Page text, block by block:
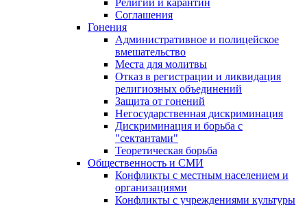
Религии и карантин
Соглашения
Гонения
Административное и полицейское
вмешательство
Места для молитвы
Отказ в регистрации и ликвидация
религиозных объединений
Защита от гонений
Негосударственная дискриминация
Дискриминация и борьба с
"сектантами"
Теоретическая борьба
Общественность и СМИ
Конфликты с местным населением и
организациями
Конфликты с учреждениями культуры